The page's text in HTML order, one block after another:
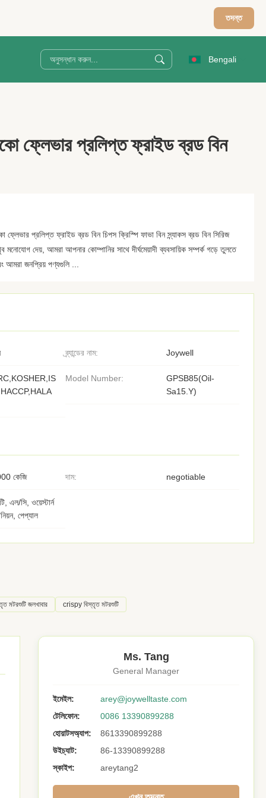
তদন্ত
Bengali
ফ্লেভার প্রলিপ্ত ফ্রাইড ব্রড বিন
প্রলিপ্ত ফ্রাইড ব্রড বিন চিপস ক্রিস্পি ফাভা বিন স্ন্যাকস ব্রড বিন সিরিজ
দেয়, আমরা আপনার কোম্পানির সাথে দীর্ঘমেয়াদী ব্যবসায়িক সম্পর্ক গড়ে তুলতে
আমরা জনপ্রিয় পণ্যগুলি ...
ব্র্যান্ডের নাম: Joywell
Model Number:
GPSB85(Oil-
Sa15.Y)
কেজি দাম: negotiable
এল/সি, ওয়েস্টার্ন
পেপ্যাল
মটরশুটি জলখাবার crispy বিস্তৃত মটরশুটি
Ms. Tang
General Manager
ইমেইল:
arey@joywelltaste.com
টেলিফোন:
0086 13390899288
হোয়াটসঅ্যাপ:
8613390899288
উইচ্যাট:
86-13390899288
স্কাইপ:
areytang2